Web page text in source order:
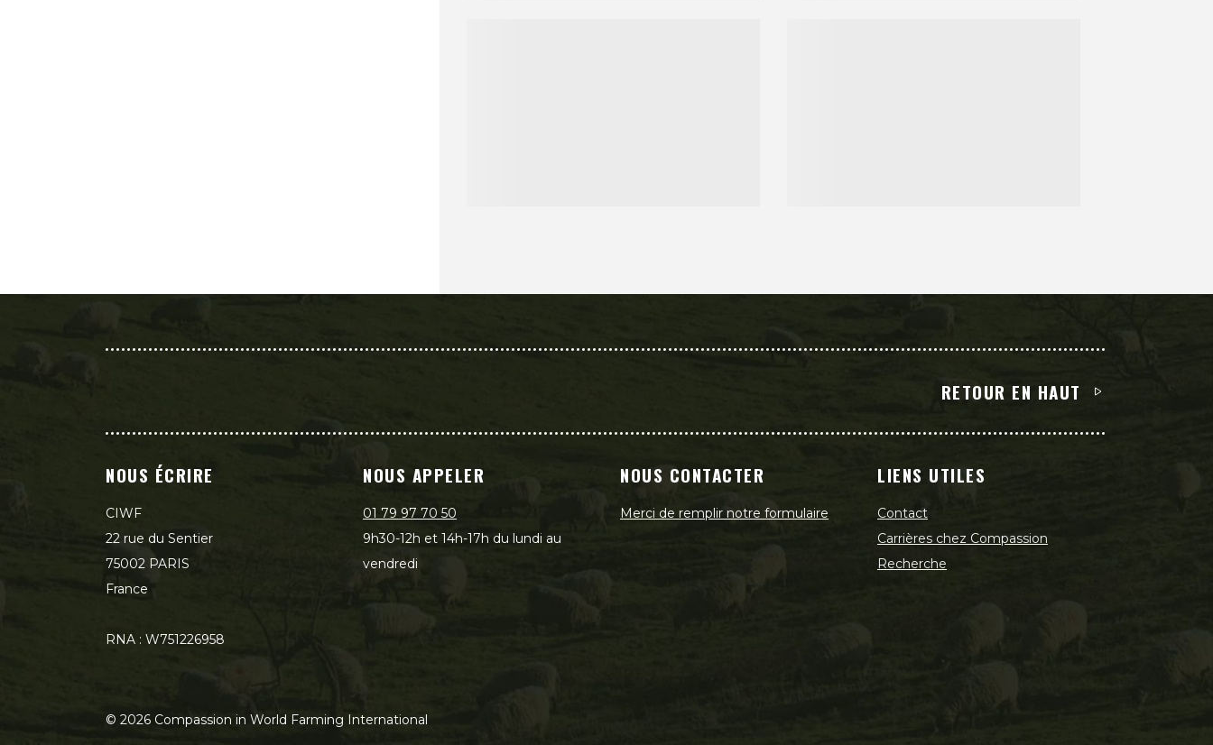
RETOUR EN HAUT
NOUS ÉCRIRE
CIWF
22 rue du Sentier
75002 PARIS
France
RNA : W751226958
NOUS APPELER
01 79 97 70 50
9h30-12h et 14h-17h du lundi au
vendredi
NOUS CONTACTER
Merci de remplir notre formulaire
LIENS UTILES
Contact
Carrières chez Compassion
Recherche
© 2026 Compassion in World Farming International